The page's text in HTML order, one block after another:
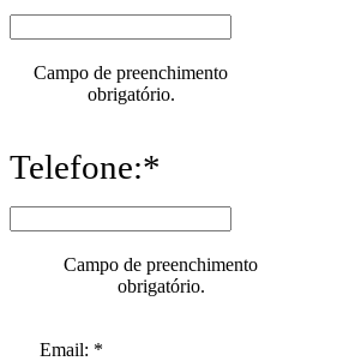
Campo de preenchimento
obrigatório.
Telefone:*
Campo de preenchimento
obrigatório.
Email: *